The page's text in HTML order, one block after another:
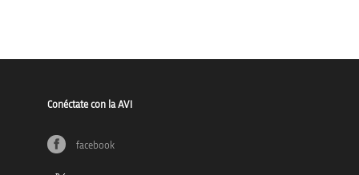
Conéctate con la AVI
facebook